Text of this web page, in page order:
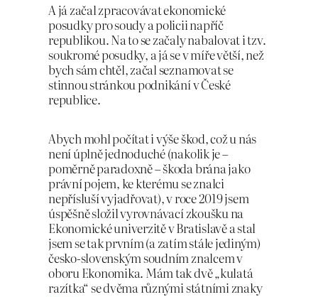
A já začal zpracovávat ekonomické
posudky pro soudy a policii napříč
republikou. Na to se začaly nabalovat i tzv.
soukromé posudky, a já se v míře větší, než
bych sám chtěl, začal seznamovat se
stinnou stránkou podnikání v České
republice.
Abych mohl počítat i výše škod, což u nás
není úplně jednoduché (nakolik je –
poměrně paradoxně – škoda brána jako
právní pojem, ke kterému se znalci
nepřísluší vyjadřovat), v roce 2019 jsem
úspěšně složil vyrovnávací zkoušku na
Ekonomické univerzitě v Bratislavě a stal
jsem se tak prvním (a zatím stále jediným)
česko-slovenským soudním znalcem v
oboru Ekonomika. Mám tak dvě „kulatá
razítka“ se dvěma různými státními znaky